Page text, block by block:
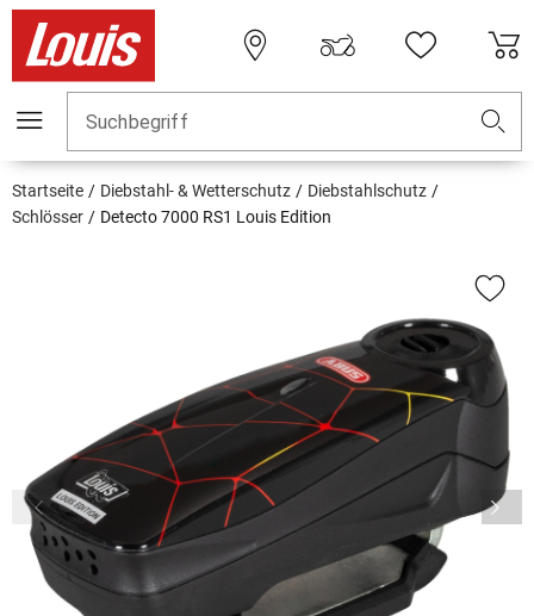
Suchbegriff
Startseite Diebstahl- & Wetterschutz
Diebstahlschutz
Schlösser
Detecto 7000 RS1 Louis Edition